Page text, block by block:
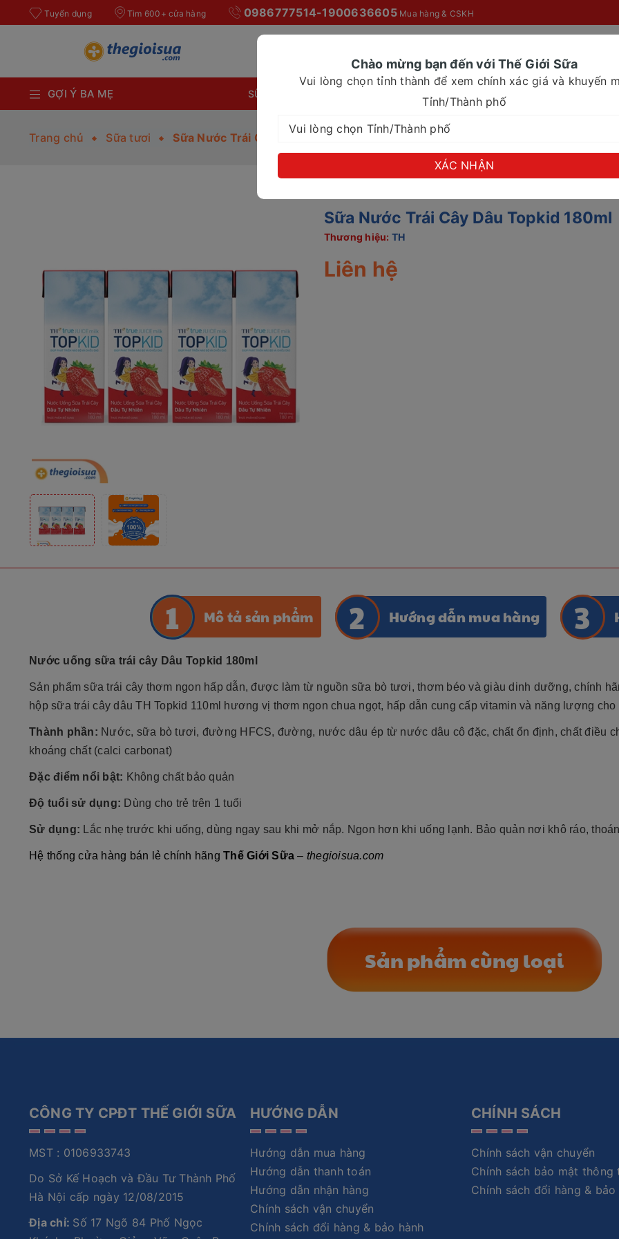
Tuyển dụng Tìm 600+ cửa hàng 0986777514-1900636605Mua hàng & CSKH
GỢI Ý BA MẸ SỮA BỘT CHO MỌI NHÀ SỮA CHO NHU CẦU ĐẶC BIỆT
Trang chủ Sữa tươi Sữa Nước Trái Cây Dâu Topkid 180ml
Sữa Nước Trái Cây Dâu Topkid 180ml
Thương hiệu: TH
Liên hệ
Mô tả sản phẩm Hướng dẫn mua hàng
Nước uống sữa trái cây Dâu Topkid 180ml
Sản phẩm sữa trái cây thơm ngon hấp dẫn, được làm từ nguồn sữa bò tươi, thơm béo và giàu dinh dưỡng, chính
hộp sữa trái cây dâu TH Topkid 110ml hương vị thơm ngon chua ngọt, hấp dẫn cung cấp vitamin và năng lượng cho
Thành phần: Nước, sữa bò tươi, đường HFCS, đường, nước dâu ép từ nước dâu cô đặc, chất ổn định, chất điều
khoáng chất (calci carbonat)
Đặc điểm nổi bật: Không chất bảo quản
Độ tuổi sử dụng: Dùng cho trẻ trên 1 tuổi
Sử dụng: Lắc nhẹ trước khi uống, dùng ngay sau khi mở nắp. Ngon hơn khi uống lạnh. Bảo quản nơi khô ráo,
Hệ thống cửa hàng bán lẻ chính hãng Thế Giới Sữa – thegioisua.com
Sản phẩm cùng loại
CÔNG TY CPĐT THẾ GIỚI SỮA
MST : 0106933743
Do Sở Kế Hoạch và Đầu Tư Thành Phố
Hà Nội cấp ngày 12/08/2015
Địa chỉ: Số 17 Ngõ 84 Phố Ngọc
HƯỚNG DẪN
Hướng dẫn mua hàng
Hướng dẫn thanh toán
Hướng dẫn nhận hàng
Chính sách vận chuyển
Chính sách đổi hàng & bảo hành
CHÍNH SÁCH
Chính sách vận chuyển
Chính sách bảo mật thông
Chính sách đổi hàng & bảo
Chào mừng bạn đến với Thế Giới Sữa
Vui lòng chọn tỉnh thành để xem chính xác giá và khuyến
Tỉnh/Thành phố
XÁC NHẬN